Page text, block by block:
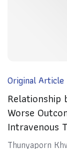
Original Article
Worse
Intravenous
Thunyaporn